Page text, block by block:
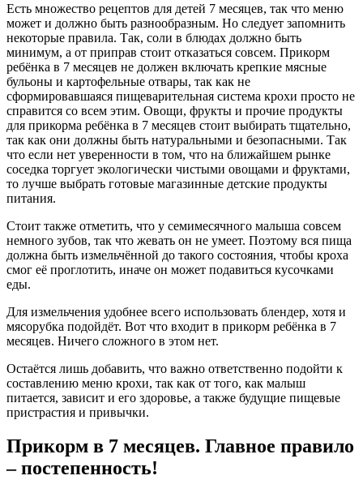
Есть множество рецептов для детей 7 месяцев, так что меню
может и должно быть разнообразным. Но следует запомнить
некоторые правила. Так, соли в блюдах должно быть
минимум, а от приправ стоит отказаться совсем. Прикорм
ребёнка в 7 месяцев не должен включать крепкие мясные
бульоны и картофельные отвары, так как не
сформировавшаяся пищеварительная система крохи просто не
справится со всем этим. Овощи, фрукты и прочие продукты
для прикорма ребёнка в 7 месяцев стоит выбирать тщательно,
так как они должны быть натуральными и безопасными. Так
что если нет уверенности в том, что на ближайшем рынке
соседка торгует экологически чистыми овощами и фруктами,
то лучше выбрать готовые магазинные детские продукты
питания.
Стоит также отметить, что у семимесячного малыша совсем
немного зубов, так что жевать он не умеет. Поэтому вся пища
должна быть измельчённой до такого состояния, чтобы кроха
смог её проглотить, иначе он может подавиться кусочками
еды.
Для измельчения удобнее всего использовать блендер, хотя и
мясорубка подойдёт. Вот что входит в прикорм ребёнка в 7
месяцев. Ничего сложного в этом нет.
Остаётся лишь добавить, что важно ответственно подойти к
составлению меню крохи, так как от того, как малыш
питается, зависит и его здоровье, а также будущие пищевые
пристрастия и привычки.
Прикорм в 7 месяцев. Главное правило
– постепенность!